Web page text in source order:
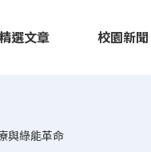
選文章 校園新聞
與綠能革命